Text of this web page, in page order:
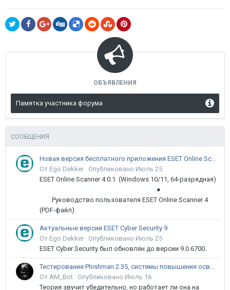
ОБЪЯВЛЕНИЯ
Памятка участника форума
СООБЩЕНИЯ
Новая версия бесплатного приложения ESET Online Scanner доступна пользователям
От Ego Dekker · Опубликовано Июль 25
ESET Online Scanner 4.0.1 (Windows 10/11, 64-разрядная)
●
Руководство пользователя ESET Online Scanner 4
(PDF-файл)
Актуальные версии ESET Cyber Security 9
От Ego Dekker · Опубликовано Июль 25
ESET Cyber Security был обновлён до версии 9.0.6700.
Тестирование Phishman 2.35, системы повышения осведомлённости пользователей в сфере ИБ
От AM_Bot · Опубликовано Июль 16
Теория звучит убедительно, но работает ли она на